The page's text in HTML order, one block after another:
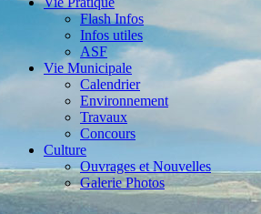
Flash Infos
Infos utiles
ASF
Vie Municipale
Calendrier
Environnement
Travaux
Concours
Culture
Ouvrages et Nouvelles
Galerie Photos